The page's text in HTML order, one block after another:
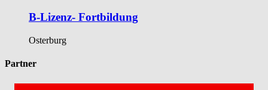
B-Lizenz- Fortbildung
Osterburg
Partner